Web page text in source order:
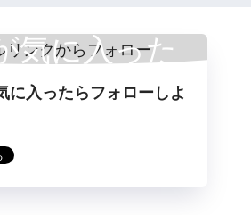
気に入った
ォロー
に入ったらフォローしよ